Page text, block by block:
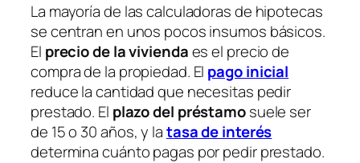
La mayoría de las calculadoras de hipotecas
se centran en unos pocos insumos básicos.
El precio de la viviendaes el precio de
compra de la propiedad. El pago inicial
reduce la cantidad que necesitas pedir
prestado. El plazo del préstamosuele ser
de 15 o 30 años, y latasa de interés
determina cuánto pagas por pedir prestado.